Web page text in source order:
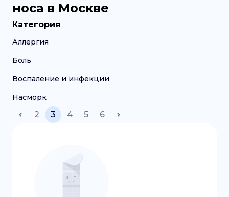
носа в Москве
Категория
Аллергия
Боль
Воспаление и инфекции
Насморк
2 3 4 5 6